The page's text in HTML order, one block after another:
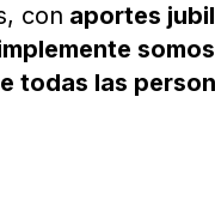
con aportes
todas las